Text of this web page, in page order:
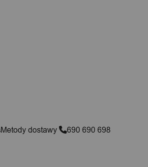
Metody dostawy 690 690 698